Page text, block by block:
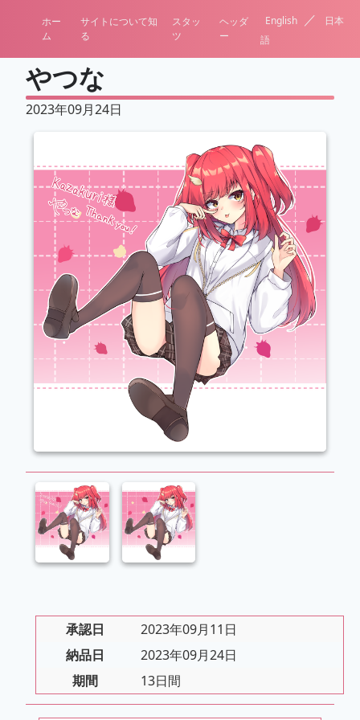
ホー
ム
サイトについて知
る
スタッ
ツ
ヘッダ
ー
English ／
日本
語
やつな
2023年09月24日
承認日
2023年09月11日
納品日
2023年09月24日
期間
13日間